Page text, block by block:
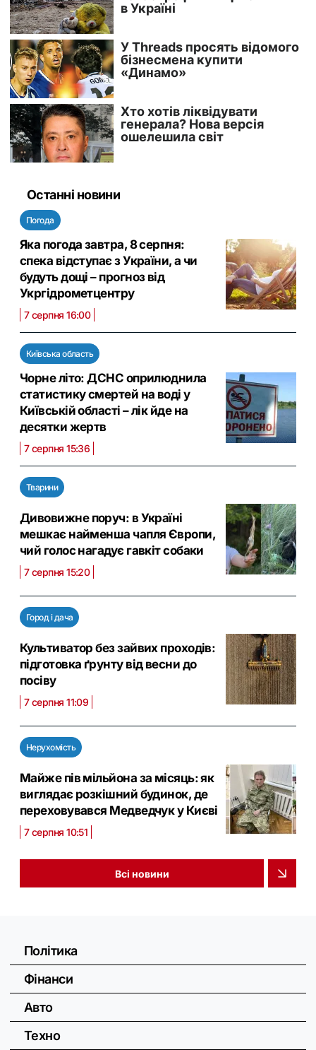
Останні новини
Погода
Яка погода завтра, 8 серпня:
спека відступає з України, а чи
будуть дощі – прогноз від
Укргідрометцентру
7 серпня 16:00
Київська область
Чорне літо: ДСНС оприлюднила
статистику смертей на воді у
Київській області – лік йде на
десятки жертв
7 серпня 15:36
Тварини
Дивовижне поруч: в Україні
мешкає найменша чапля Європи,
чий голос нагадує гавкіт собаки
7 серпня 15:20
Город і дача
Культиватор без зайвих проходів:
підготовка ґрунту від весни до
посіву
7 серпня 11:09
Нерухомість
Майже пів мільйона за місяць: як
виглядає розкішний будинок, де
переховувався Медведчук у Києві
7 серпня 10:51
Всі новини
Політика
Фінанси
Авто
Техно